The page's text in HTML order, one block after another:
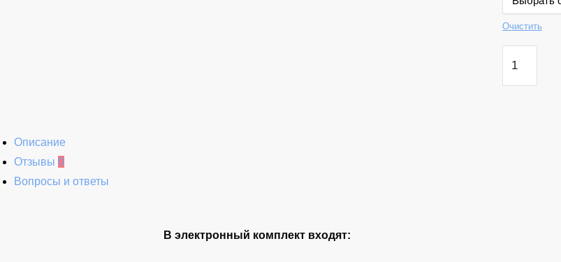
Очистить
товара
Кэнди
Описание
Отзывы 0
Вопросы и ответы
В электронный комплект входят: